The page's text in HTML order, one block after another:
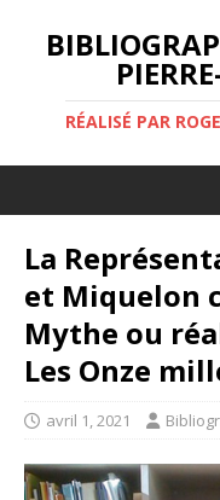
RÉALISÉ PAR
La
et Miquelon
Mythe ou
Les Onze
avril 1, 2021